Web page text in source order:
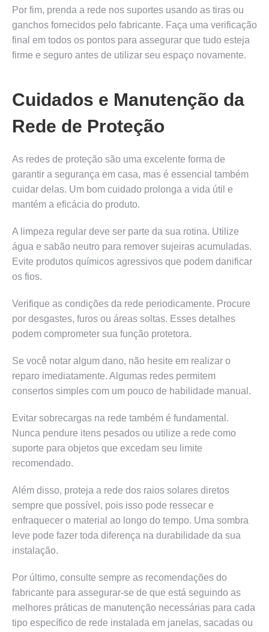
Por fim, prenda a rede nos suportes usando as tiras ou
ganchos fornecidos pelo fabricante. Faça uma verificação
final em todos os pontos para assegurar que tudo esteja
firme e seguro antes de utilizar seu espaço novamente.
Cuidados e Manutenção da
Rede de Proteção
As redes de proteção são uma excelente forma de
garantir a segurança em casa, mas é essencial também
cuidar delas. Um bom cuidado prolonga a vida útil e
mantém a eficácia do produto.
A limpeza regular deve ser parte da sua rotina. Utilize
água e sabão neutro para remover sujeiras acumuladas.
Evite produtos químicos agressivos que podem danificar
os fios.
Verifique as condições da rede periodicamente. Procure
por desgastes, furos ou áreas soltas. Esses detalhes
podem comprometer sua função protetora.
Se você notar algum dano, não hesite em realizar o
reparo imediatamente. Algumas redes permitem
consertos simples com um pouco de habilidade manual.
Evitar sobrecargas na rede também é fundamental.
Nunca pendure itens pesados ou utilize a rede como
suporte para objetos que excedam seu limite
recomendado.
Além disso, proteja a rede dos raios solares diretos
sempre que possível, pois isso pode ressecar e
enfraquecer o material ao longo do tempo. Uma sombra
leve pode fazer toda diferença na durabilidade da sua
instalação.
Por último, consulte sempre as recomendações do
fabricante para assegurar-se de que está seguindo as
melhores práticas de manutenção necessárias para cada
tipo específico de rede instalada em janelas, sacadas ou